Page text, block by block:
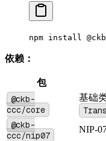
npm install
依赖：
包
@ckb-
ccc/core
基础
@ckb-
ccc/nip07
NIP-